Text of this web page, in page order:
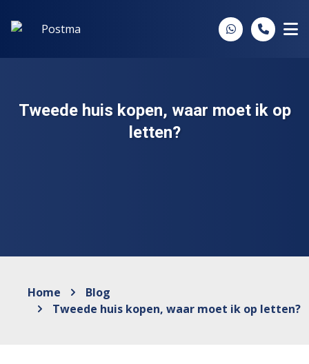
Tweede huis kopen, waar moet ik op
letten?
Home
Blog
Tweede huis kopen, waar moet ik op letten?